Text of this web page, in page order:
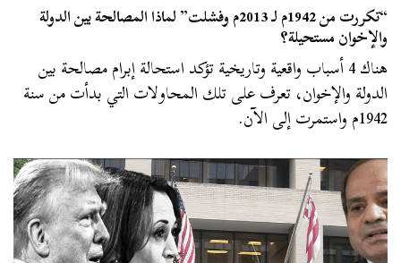
“تكررت من 1942م لـ 2013م وفشلت” لماذا المصالحة بين الدولة
والإخوان مستحيلة؟
هناك 4 أسباب واقعية وتاريخية تؤكد استحالة إبرام مصالحة بين
الدولة والإخوان، تعرف على تلك المحاولات التي بدأت من سنة
1942م واستمرت إلى الآن.